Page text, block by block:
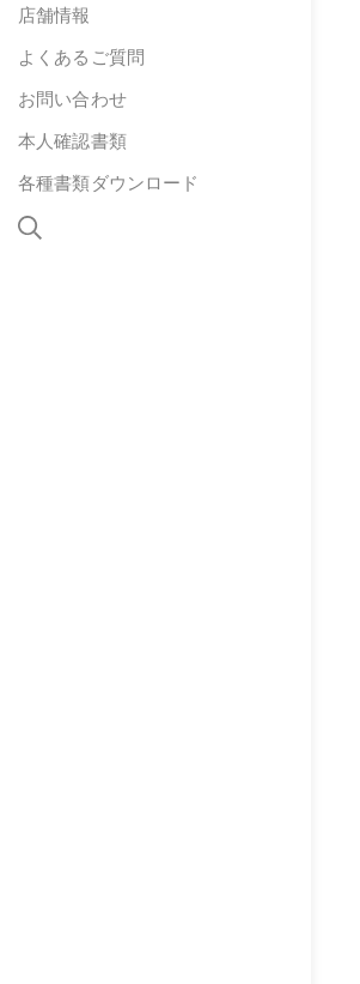
店舗情報
よくあるご質問
お問い合わせ
本人確認書類
各種書類ダウンロード